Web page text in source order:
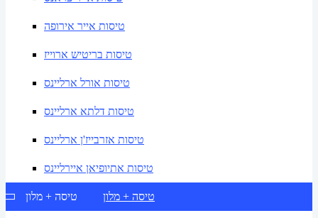
טיסות אייר אירופה
טיסות בריטיש ארוייז
טיסות אורל ארליינס
טיסות דלתא ארליינס
טיסות אזרבייז'ן ארליינס
טיסות אתיופיאן איירליינס
טיסה + מלון טיסה + מלון